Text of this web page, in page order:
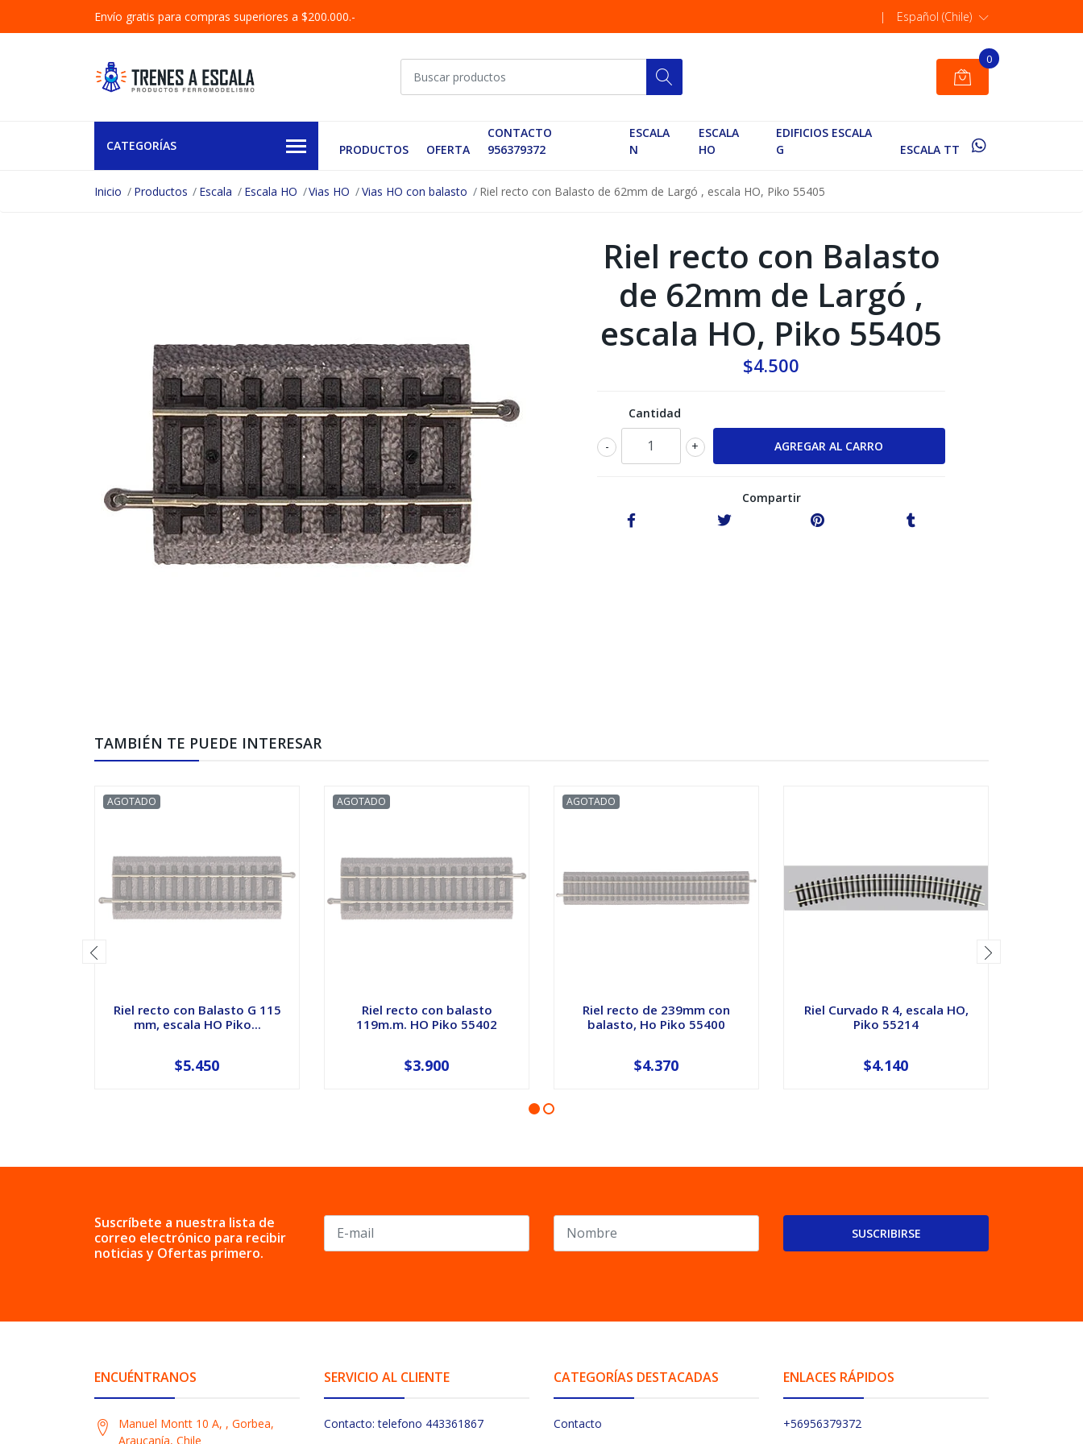
Envío gratis para compras superiores a $200.000.- | Español (Chile)
0
CATEGORÍAS PRODUCTOS OFERTA
CONTACTO
956379372
ESCALA
N
ESCALA
HO
EDIFICIOS ESCALA
G
ESCALA TT
Inicio Productos Escala Escala HO Vias HO Vias HO con balasto Riel recto con Balasto de 62mm de Largó , escala HO, Piko 55405
Riel recto con Balasto
de 62mm de Largó ,
escala HO, Piko 55405
$4.500
Cantidad
+
-
Compartir
TAMBIÉN TE PUEDE INTERESAR
AGOTADO
Riel recto con Balasto G 115
mm, escala HO Piko...
$5.450
AGOTADO
Riel recto con balasto
119m.m. HO Piko 55402
$3.900
AGOTADO
Riel recto de 239mm con
balasto, Ho Piko 55400
$4.370
Riel Curvado R 4, escala HO,
Piko 55214
$4.140
Suscríbete a nuestra lista de
correo electrónico para recibir
noticias y Ofertas primero.
SUSCRIBIRSE
ENCUÉNTRANOS
Manuel Montt 10 A, , Gorbea,
Araucanía, Chile
SERVICIO AL CLIENTE
Contacto: telefono 443361867
CATEGORÍAS DESTACADAS
Contacto
ENLACES RÁPIDOS
+56956379372